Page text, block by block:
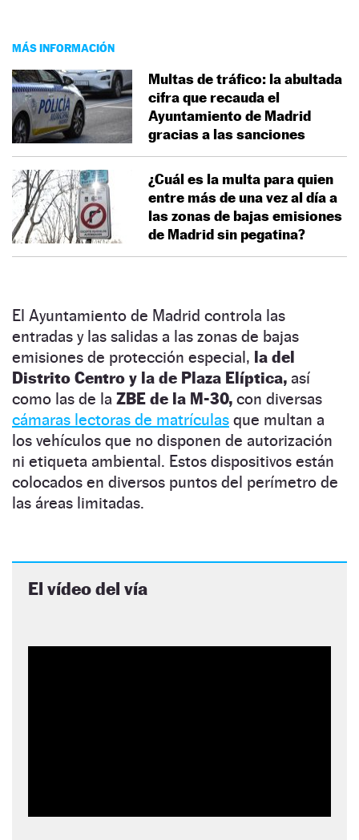
MÁS INFORMACIÓN
Multas de tráfico: la abultada
cifra que recauda el
Ayuntamiento de Madrid
gracias a las sanciones
¿Cuál es la multa para quien
entre más de una vez al día a
las zonas de bajas emisiones
de Madrid sin pegatina?
El Ayuntamiento de Madrid controla las
entradas y las salidas a las zonas de bajas
emisiones de protección especial, la del
Distrito Centro y la de Plaza Elíptica, así
como las de la ZBE de la M-30, con diversas
cámaras lectoras de matrículas que multan a
los vehículos que no disponen de autorización
ni etiqueta ambiental. Estos dispositivos están
colocados en diversos puntos del perímetro de
las áreas limitadas.
El vídeo del vía